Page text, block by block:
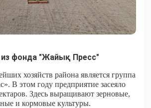
фонда "Жайық Пресс"
хозяйств района является группа
В этом году предприятие засеяло
Здесь выращивают зерновые,
и кормовые культуры.